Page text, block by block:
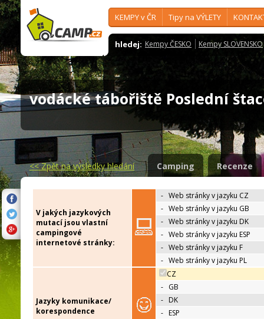
KEMPY v ČR Tipy na VÝLETY
hledej: Kempy ČESKO Kempy SLOVENSKO
vodácké tábořiště Poslední
<<Zpět na výsledky hledání Camping Recenze
V jakých jazykových
mutací jsou vlastní
campingové
internetové stránky:
- Web stránky v jazyku CZ
- Web stránky v jazyku GB
- Web stránky v jazyku DK
- Web stránky v jazyku ESP
- Web stránky v jazyku F
- Web stránky v jazyku PL
Jazyky komunikace/
korespondence
CZ
- GB
- DK
- ESP